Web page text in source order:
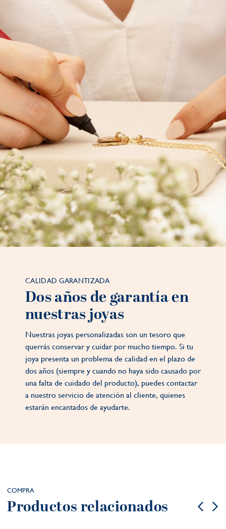
CALIDAD GARANTIZADA
Dos años de garantía en
nuestras joyas
Nuestras joyas personalizadas son un tesoro que
querrás conservar y cuidar por mucho tiempo. Si tu
joya presenta un problema de calidad en el plazo de
dos años (siempre y cuando no haya sido causado por
una falta de cuidado del producto), puedes contactar
a nuestro servicio de atención al cliente, quienes
estarán encantados de ayudarte.
COMPRA
Productos relacionados